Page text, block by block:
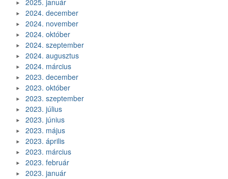
2025. január
2024. december
2024. november
2024. október
2024. szeptember
2024. augusztus
2024. március
2023. december
2023. október
2023. szeptember
2023. július
2023. június
2023. május
2023. április
2023. március
2023. február
2023. január